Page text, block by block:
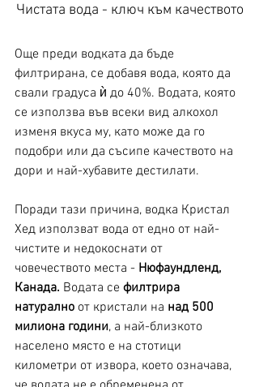
Чистата вода - ключ към качеството
Още преди водката да бъде
филтрирана, се добавя вода, която да
свали градуса ѝ до 40%. Водата, която
се използва във всеки вид алкохол
изменя вкуса му, като може да го
подобри или да съсипе качеството на
дори и най-хубавите дестилати.
Поради тази причина, водка Кристал
Хед използват вода от едно от най-
чистите и недокоснати от
човечеството места - Нюфаундленд,
Канада. Водата се филтрира
натурално от кристали на над 500
милиона години, а най-близкото
населено място е на стотици
километри от извора, което означава,